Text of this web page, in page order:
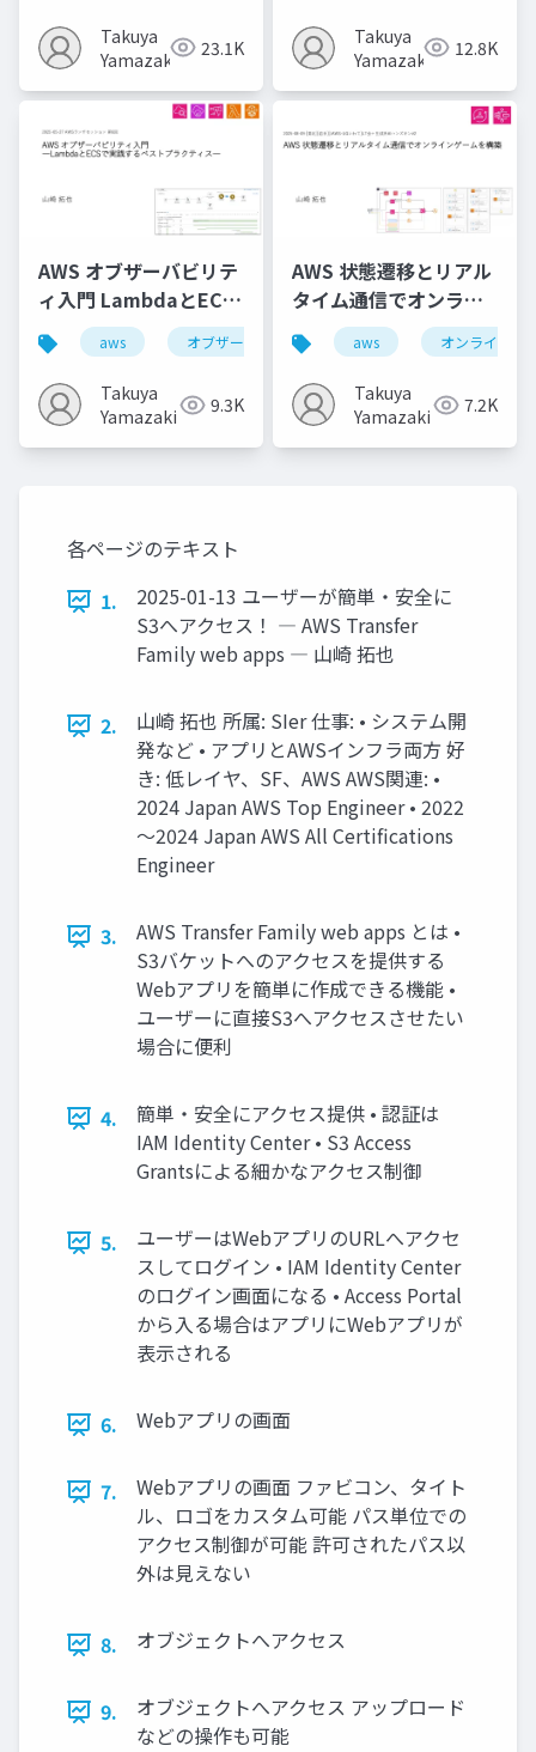
Takuya
Yamazaki
23.1K
ューと機能追加してみ
た
Takuya
Yamazaki
12.8K
AWS オブザーバビリテ
ィ入門 LambdaとECS
で実践するベストプラ
クティス
aws オブザーバビリティ aws x-ray
Takuya
Yamazaki
9.3K
AWS 状態遷移とリアル
タイム通信でオンライ
ンゲームを構築
aws オンラインゲ
Takuya
Yamazaki
7.2K
各ページのテキスト
1.
2025-01-13 ユーザーが簡単・安全に
S3へアクセス！ ― AWS Transfer
Family web apps ― 山崎 拓也
2.
山崎 拓也 所属: SIer 仕事: • システム開
発など • アプリとAWSインフラ両方 好
き: 低レイヤ、SF、AWS AWS関連: •
2024 Japan AWS Top Engineer • 2022
～2024 Japan AWS All Certifications
Engineer
3.
AWS Transfer Family web apps とは •
S3バケットへのアクセスを提供する
Webアプリを簡単に作成できる機能 •
ユーザーに直接S3へアクセスさせたい
場合に便利
4.
簡単・安全にアクセス提供 • 認証は
IAM Identity Center • S3 Access
Grantsによる細かなアクセス制御
5.
ユーザーはWebアプリのURLへアクセ
スしてログイン • IAM Identity Center
のログイン画面になる • Access Portal
から入る場合はアプリにWebアプリが
表示される
6. Webアプリの画面
7.
Webアプリの画面 ファビコン、タイト
ル、ロゴをカスタム可能 パス単位での
アクセス制御が可能 許可されたパス以
外は見えない
8. オブジェクトへアクセス
9.
オブジェクトへアクセス アップロード
などの操作も可能